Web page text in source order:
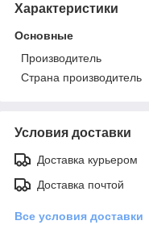
Характеристики
Основные
Производитель
Страна производитель
Условия доставки
Доставка курьером
Доставка почтой
Все условия доставки